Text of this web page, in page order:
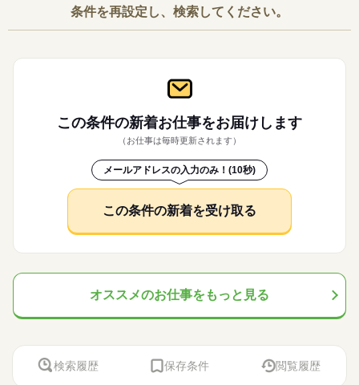
条件を再設定し、検索してください。
この条件の新着お仕事をお届けします
（お仕事は毎時更新されます）
メールアドレスの入力のみ！(10秒)
この条件の新着を受け取る
オススメのお仕事をもっと見る
検索履歴 保存条件 閲覧履歴